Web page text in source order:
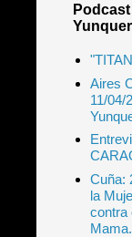
Aires
11/04/
Cuña:
la
contra
Mama.